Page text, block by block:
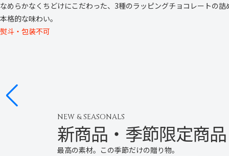
なめらかなくちどけにこだわった、3種のラッピングチョコレートの
本格的な味わい。
熨斗・包装不可
NEW & SEASONALS
新商品・季節限定商品
最高の素材。この季節だけの贈り物。